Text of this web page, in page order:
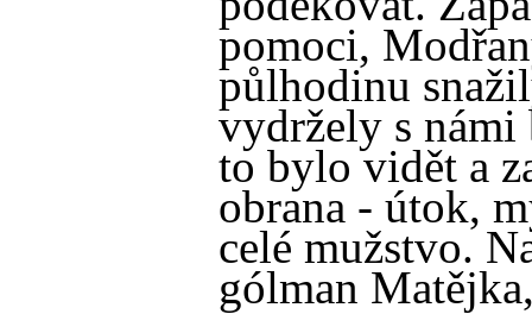
pomoci,
půlhodinu
vydržely s námi
to bylo vidět a
obrana - útok,
celé mužstvo.
gólman